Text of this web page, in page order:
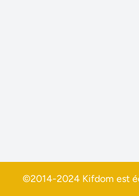
©2014-2024 Kifdom est